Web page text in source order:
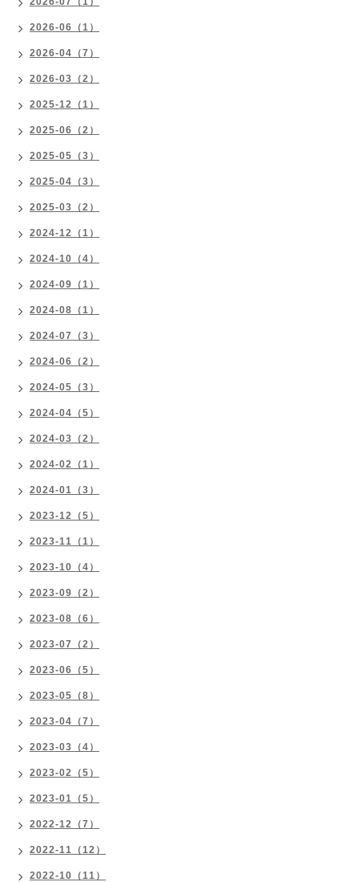
2026-06（1）
2026-04（7）
2026-03（2）
2025-12（1）
2025-06（2）
2025-05（3）
2025-04（3）
2025-03（2）
2024-12（1）
2024-10（4）
2024-09（1）
2024-08（1）
2024-07（3）
2024-06（2）
2024-05（3）
2024-04（5）
2024-03（2）
2024-02（1）
2024-01（3）
2023-12（5）
2023-11（1）
2023-10（4）
2023-09（2）
2023-08（6）
2023-07（2）
2023-06（5）
2023-05（8）
2023-04（7）
2023-03（4）
2023-02（5）
2023-01（5）
2022-12（7）
2022-11（12）
2022-10（11）